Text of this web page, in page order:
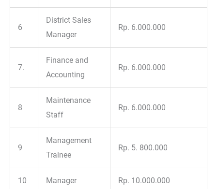
6
District Sales
Manager
Rp. 6.000.000
7.
Finance and
Accounting
Rp. 6.000.000
8
Maintenance
Staff
Rp. 6.000.000
9
Management
Trainee
Rp. 5. 800.000
10 Manager Rp. 10.000.000